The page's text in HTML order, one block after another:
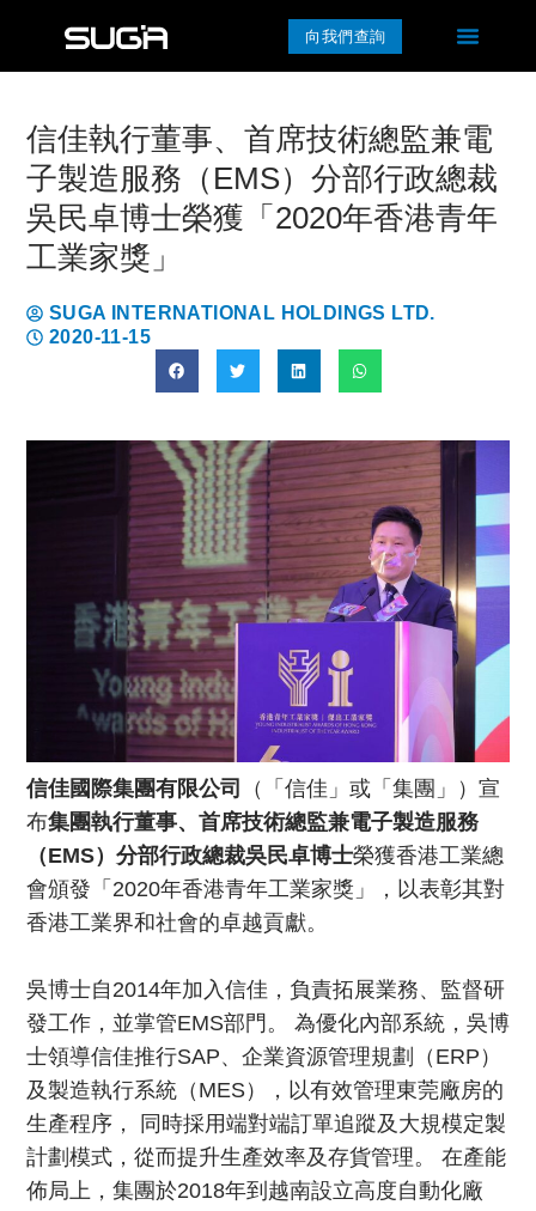
向我們查詢
信佳執行董事、首席技術總監兼電
子製造服務（EMS）分部行政總裁
吳民卓博士榮獲「2020年香港青年
工業家獎」
SUGA INTERNATIONAL HOLDINGS LTD.
2020-11-15
信佳國際集團有限公司
（「信佳」或「集團」）宣
布集團執行董事、首席技術總監兼電子製造服務
（EMS）分部行政總裁吳民卓博士榮獲香港工業總
會頒發「2020年香港青年工業家獎」，以表彰其對
香港工業界和社會的卓越貢獻。
吳博士自2014年加入信佳，負責拓展業務、監督研
發工作，並掌管EMS部門。 為優化內部系統，吳博
士領導信佳推行SAP、企業資源管理規劃（ERP）
及製造執行系統（MES），以有效管理東莞廠房的
生產程序， 同時採用端對端訂單追蹤及大規模定製
計劃模式，從而提升生產效率及存貨管理。 在產能
佈局上，集團於2018年到越南設立高度自動化廠